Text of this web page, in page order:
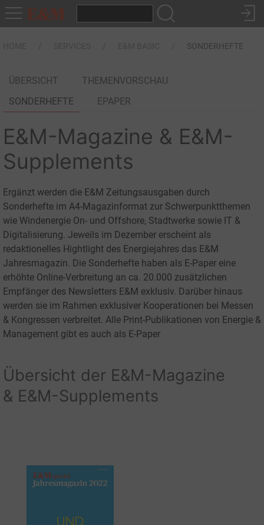
SONDERHEFTE
ÜBERSICHT
THEMENVORSCHAU
SONDERHEFTE
EPAPER
E&M-Magazine & E&M-
Supplements
Ergänzt werden die E&M Zeitungsausgaben durch
Sonderhefte im A4-Magazinformat zur Schwerpunktthemen
wie Windenergie On- und Offshore, Stadtwerke sowie IT &
Digitalisierung. Jeweils im Dezember erscheint als
redaktionelles Hightlight des Energiejahres das E&M
Jahresmagazin. Die Sonderhefte haben als E-Paper eine
erhöhte Online-Verbreitung an ca. 20.000 zusätzlichen
Empfänger des Newsletters E&M exklusiv. Darüber hinaus
werden sie im Rahmen exklusiver Kooperationen bei Messen
& Kongressen verbreitet. Alle Print-Publikationen von Energie &
Management gibt es auch als E-Paper
Übersicht der E&M-Magazine
& E&M-Supplements